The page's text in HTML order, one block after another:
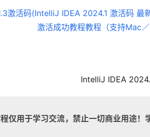
IntelliJ IDEA
仅用于学习交流，禁止一切商业用途